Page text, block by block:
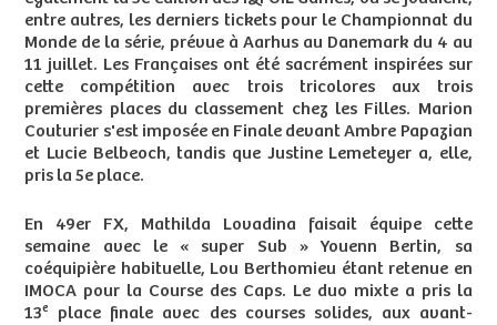
entre autres, les derniers tickets pour le Championnat du
Monde de la série, prévue à Aarhus au Danemark du 4 au
11 juillet. Les Françaises ont été sacrément inspirées sur
cette compétition avec trois tricolores aux trois
premières places du classement chez les Filles. Marion
Couturier s'est imposée en Finale devant Ambre Papazian
et Lucie Belbeoch, tandis que Justine Lemeteyer a, elle,
pris la 5e place.
En 49er FX, Mathilda Lovadina faisait équipe cette
semaine avec le « super Sub » Youenn Bertin, sa
coéquipière habituelle, Lou Berthomieu étant retenue en
IMOCA pour la Course des Caps. Le duo mixte a pris la
13e
place finale avec des courses solides, aux avant-